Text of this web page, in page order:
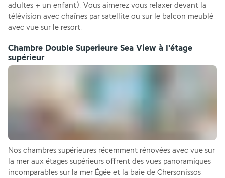
adultes + un enfant). Vous aimerez vous relaxer devant la
télévision avec chaînes par satellite ou sur le balcon meublé
avec vue sur le resort.
Chambre Double Superieure Sea View à l'étage
supérieur
Nos chambres supérieures récemment rénovées avec vue sur
la mer aux étages supérieurs offrent des vues panoramiques
incomparables sur la mer Égée et la baie de Chersonissos.